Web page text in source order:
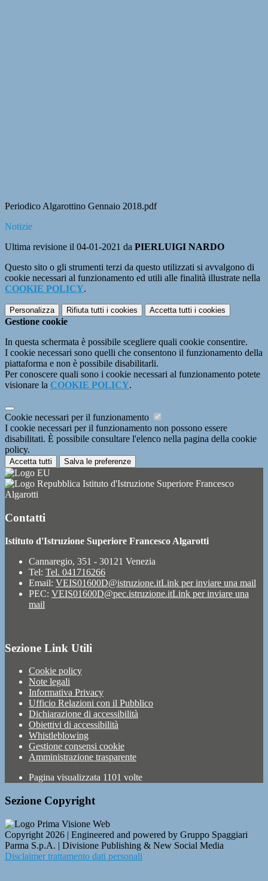
Periodico Algarottino Gennaio 2018.pdf
Notizie
Ultima revisione il 04-01-2021 da PIERLUIGI NARDO
Questo sito o gli strumenti terzi da questo utilizzati si avvalgono di
cookie necessari al funzionamento ed utili alle finalità illustrate nella
COOKIE POLICY.
Personalizza Rifiuta tutti i cookies Accetta tutti i cookies
Gestione cookie
In questa schermata è possibile scegliere quali cookie consentire.
I cookie necessari sono quelli che consentono il funzionamento della
piattaforma e non è possibile disabilitarli.
Per conoscere quali sono i cookie necessari al funzionamento potete
visionare la COOKIE POLICY.
Cookie necessari per il funzionamento
I cookie necessari per il funzionamento non possono essere
disabilitati. È possibile consultare l'elenco nella pagina della cookie
policy.
Accetta tutti Salva le preferenze
Istituto d'Istruzione Superiore Francesco
Algarotti
Contatti
Istituto d'Istruzione Superiore Francesco Algarotti
Cannaregio, 351 - 30121 Venezia
Tel: Tel. 041716266
Email: VEIS01600D@istruzione.itLink per inviare una mail
PEC: VEIS01600D@pec.istruzione.itLink per inviare una
mail
Sezione Link Utili
Cookie policy
Note legali
Informativa Privacy
Ufficio Relazioni con il Pubblico
Dichiarazione di accessibilità
Obiettivi di accessibilità
Whistleblowing
Gestione consensi cookie
Amministrazione trasparente
Pagina visualizzata 1101 volte
Sezione Copyright
Copyright 2026 | Engineered and powered by Gruppo Spaggiari
Parma S.p.A. | Divisione Publishing & New Social Media
Disclaimer trattamento dati personali